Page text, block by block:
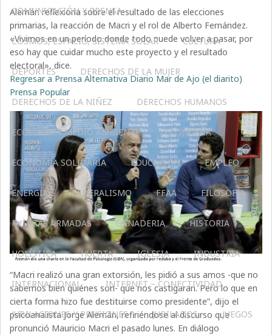
COMUNICACIÓN Y PRENSA
COSMOS, ESPACIO, SISTEMA SOLAR CULTURA
DEPORTES DERECHOS DE LA MUJER
DERECHOS DE LA NIÑEZ DERECHOS HUMANOS
ECOLOGÍA Y MEDIO AMBIENTE ECONOMÍA
ECONOMÍA SOLIDARIA EDUCACIÓN EMPLEO
ENERGÍA FEDERALISMO FFAA FILOSOFÍA
FUERZAS ARMADAS GANADERIA HISTORIA
HOLÍSTICA HUERTA IGLESIA INDUSTRIA
INTERNACIONAL INTERNET – CONECTIVIDAD
JUBILACIONES Y PENSIONES JUBILADOS JUEGOS
Alemán reflexiona sobre el resultado de las elecciones
primarias, la reacción de Macri y el rol de Alberto Fernández.
«Vivimos en un período donde todo puede volver a pasar, por
eso hay que cuidar mucho este proyecto y el resultado
electoral», dice.
Regresar a Prensa Alternativa Diario Mar de Ajo (el diarito)
Prensa Popular
“Macri realizó una gran extorsión, les pidió a sus amos -que no
sabemos bien quiénes son- que nos castigaran. Pero lo que en
cierta forma hizo fue destituirse como presidente”, dijo el
psicoanalista Jorge Alemán, refiriéndose al discurso que
pronunció Mauricio Macri el pasado lunes. En diálogo